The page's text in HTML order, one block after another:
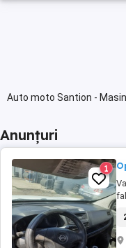
Auto moto Santion -
Anunțuri
1